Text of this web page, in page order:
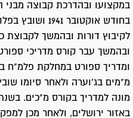
במקצועו ובהדרכת קבוצה
בחודש אוקטובר
לקיבוץ דורות ובהמשך לקבוצת
ובהמשך עבר קורס מדריכי
מ"מים בג'וערה ולאחר סיומו
באזור ירושלים, ולאחר מכן